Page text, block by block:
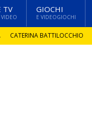
TV
VIDEO
GIOCHI
E VIDEOGIOCHI
CATERINA BATTILOCCHIO